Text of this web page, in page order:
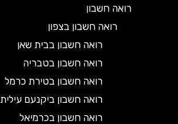
רואה חשבון
רואה חשבון בצפון
רואה חשבון בבית שאן
רואה חשבון בטבריה
רואה חשבון בטירת כרמל
רואה חשבון ביקנעם עילית
רואה חשבון בכרמיאל